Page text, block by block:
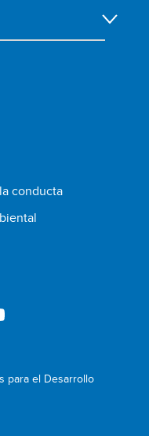
conducta
para el Desarrollo